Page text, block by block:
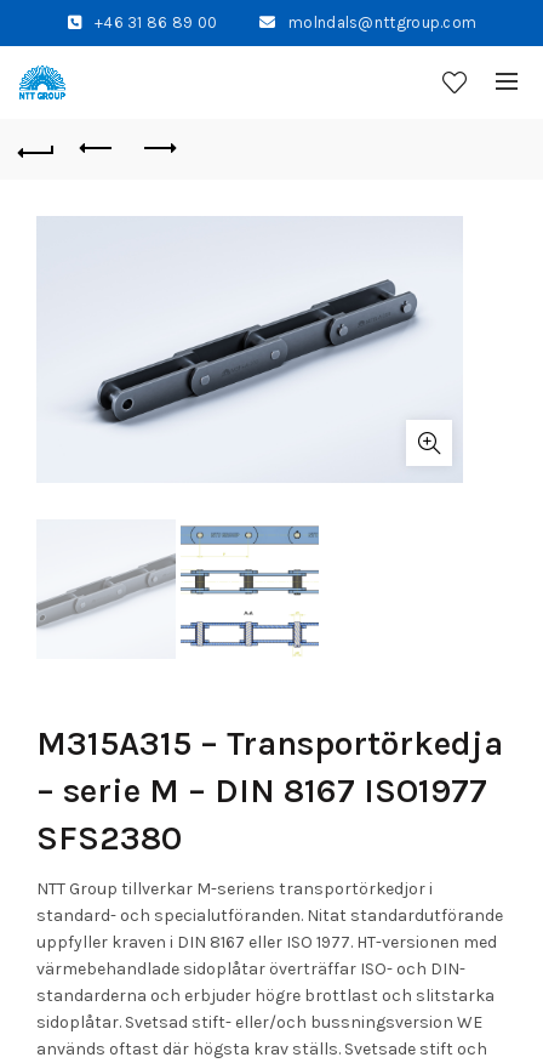
+46 31 86 89 00 molndals@nttgroup.com
M315A315 – Transportörkedja
– serie M – DIN 8167 ISO1977
SFS2380
NTT Group tillverkar M-seriens transportörkedjor i
standard- och specialutföranden. Nitat standardutförande
uppfyller kraven i DIN 8167 eller ISO 1977. HT-versionen med
värmebehandlade sidoplåtar överträffar ISO- och DIN-
standarderna och erbjuder högre brottlast och slitstarka
sidoplåtar. Svetsad stift- eller/och bussningsversion WE
används oftast där högsta krav ställs. Svetsade stift och